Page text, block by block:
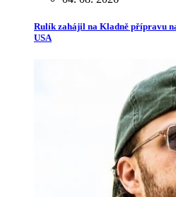
Rulík zahájil na Kladně přípravu
USA